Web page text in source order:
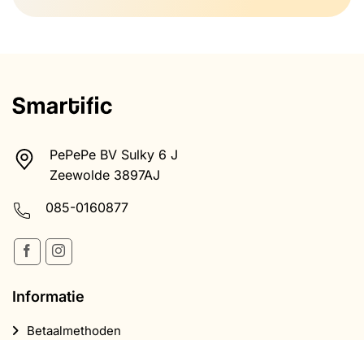
Informatie
Retourneren
Verzenden & Ontvangen
Algemene voorwaarden
Health disclaimer
Privacybeleid
Klachtenregeling